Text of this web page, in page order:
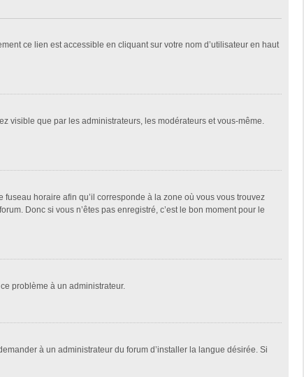
ce lien est accessible en cliquant sur votre nom d’utilisateur en haut
visible que par les administrateurs, les modérateurs et vous-même.
fuseau horaire afin qu’il corresponde à la zone où vous vous trouvez
Donc si vous n’êtes pas enregistré, c’est le bon moment pour le
problème à un administrateur.
à un administrateur du forum d’installer la langue désirée. Si